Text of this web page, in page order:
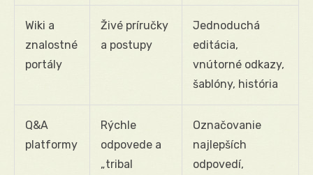
Wiki a
znalostné
portály
Živé príručky
a postupy
Jednoduchá
editácia,
vnútorné odkazy,
šablóny, história
Q&A
platformy
Rýchle
odpovede a
„tribal
Označovanie
najlepších
odpovedí,